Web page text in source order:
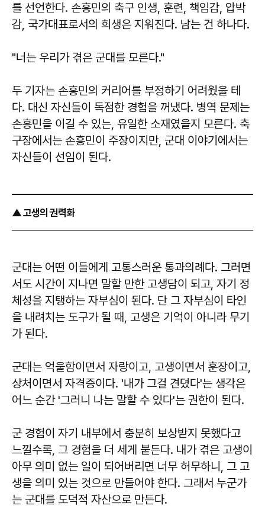
를 선언한다. 손흥민의 축구 인생, 훈련, 책임감, 압박
감, 국가대표로서의 희생은 지워진다. 남는 건 하나다.
"너는 우리가 겪은 군대를 모른다."
두 기자는 손흥민의 커리어를 부정하기 어려웠을 테
다. 대신 자신들이 독점한 경험을 꺼냈다. 병역 문제는
손흥민을 이길 수 있는, 유일한 소재였을지 모른다. 축
구장에서는 손흥민이 주장이지만, 군대 이야기에서는
자신들이 선임이 된다.
▲ 고생의 권력화
군대는 어떤 이들에게 고통스러운 통과의례다. 그러면
서도 시간이 지나면 말할 만한 고생담이 되고, 자기 정
체성을 지탱하는 자부심이 된다. 단 그 자부심이 타인
을 내려치는 도구가 될 때, 고생은 기억이 아니라 무기
가 된다.
군대는 억울함이면서 자랑이고, 고생이면서 훈장이고,
상처이면서 자격증이다. '내가 그걸 견뎠다'는 생각은
어느 순간 '그러니 나는 말할 수 있다'는 권한이 된다.
군 경험이 자기 내부에서 충분히 보상받지 못했다고
느낄수록, 그 경험을 더 세게 붙든다. 내가 겪은 고생이
아무 의미 없는 일이 되어버리면 너무 허무하니, 그 고
생을 의미 있는 것으로 만들어야 한다. 그래서 누군가
는 군대를 도덕적 자산으로 만든다.